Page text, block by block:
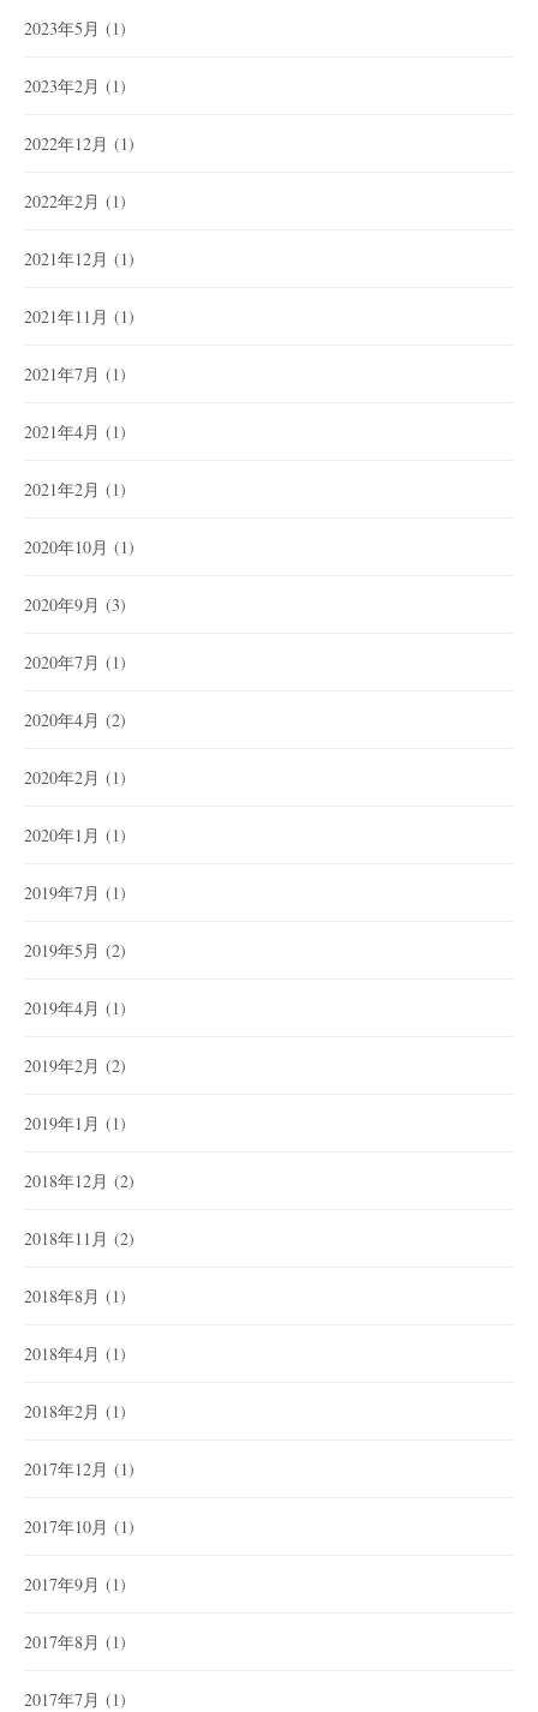
2023年5月 (1)
2023年2月 (1)
2022年12月 (1)
2022年2月 (1)
2021年12月 (1)
2021年11月 (1)
2021年7月 (1)
2021年4月 (1)
2021年2月 (1)
2020年10月 (1)
2020年9月 (3)
2020年7月 (1)
2020年4月 (2)
2020年2月 (1)
2020年1月 (1)
2019年7月 (1)
2019年5月 (2)
2019年4月 (1)
2019年2月 (2)
2019年1月 (1)
2018年12月 (2)
2018年11月 (2)
2018年8月 (1)
2018年4月 (1)
2018年2月 (1)
2017年12月 (1)
2017年10月 (1)
2017年9月 (1)
2017年8月 (1)
2017年7月 (1)